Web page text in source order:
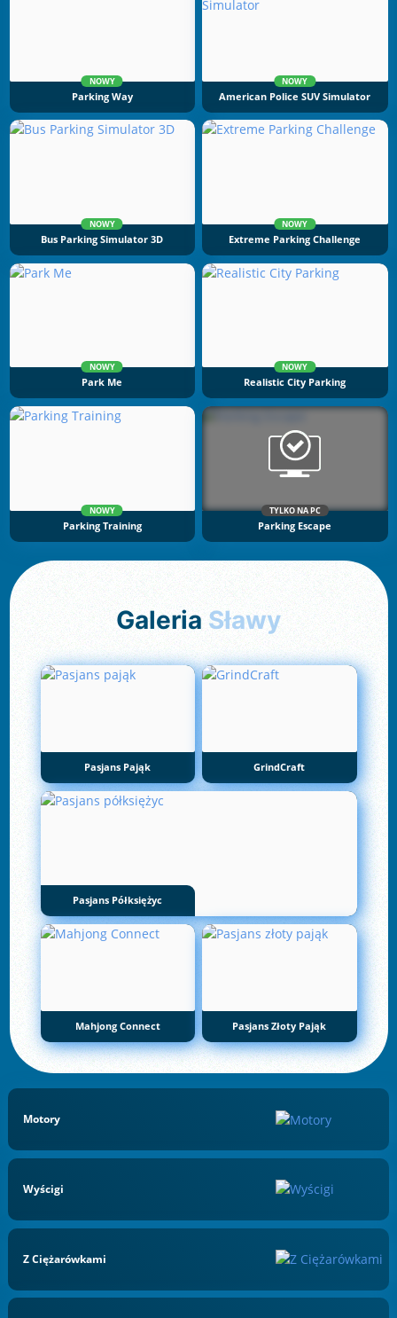
NOWY
Parking Way
NOWY
American Police SUV Simulator
NOWY
Bus Parking Simulator 3D
NOWY
Extreme Parking Challenge
NOWY
Park Me
NOWY
Realistic City Parking
NOWY
Parking Training
TYLKO NA PC
Parking Escape
Galeria Sławy
Pasjans Pająk GrindCraft
Pasjans Półksiężyc
Mahjong Connect Pasjans Złoty Pająk
Motory
Wyścigi
Z Ciężarówkami